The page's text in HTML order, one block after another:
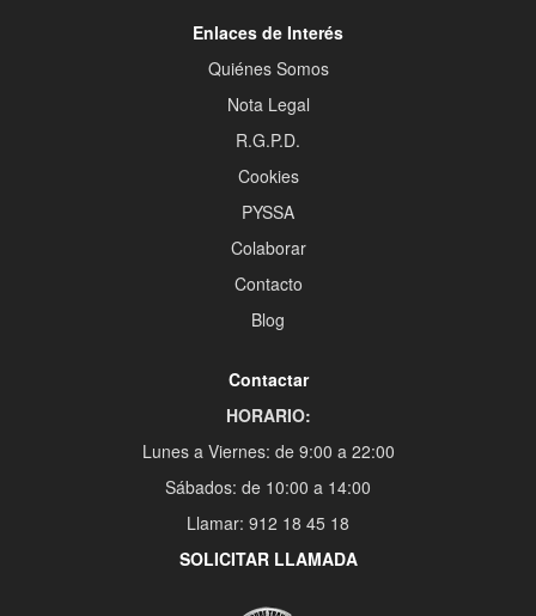
Enlaces de Interés
Quiénes Somos
Nota Legal
R.G.P.D.
Cookies
PYSSA
Colaborar
Contacto
Blog
Contactar
HORARIO:
Lunes a Viernes: de 9:00 a 22:00
Sábados: de 10:00 a 14:00
Llamar: 912 18 45 18
SOLICITAR LLAMADA